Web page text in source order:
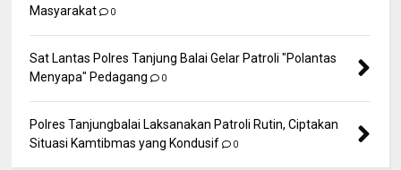
Masyarakat
0
Sat Lantas Polres Tanjung Balai Gelar Patroli "Polantas
Menyapa" Pedagang
0
Polres Tanjungbalai Laksanakan Patroli Rutin, Ciptakan
Situasi Kamtibmas yang Kondusif
0